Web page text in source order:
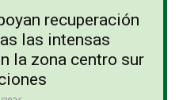
recuperación
las intensas
la zona centro sur